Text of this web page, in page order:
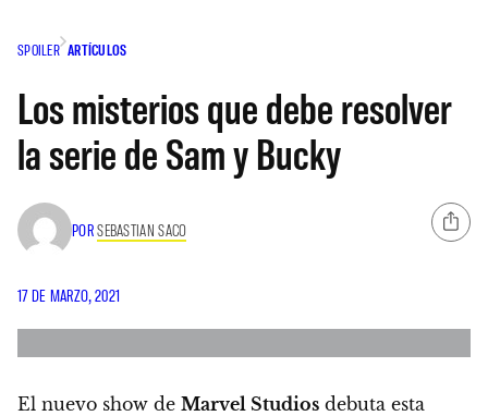
SPOILER ARTÍCULOS
Los misterios que debe resolver
la serie de Sam y Bucky
PORSEBASTIAN SACO
17 DE MARZO, 2021
El nuevo show de Marvel Studios debuta esta